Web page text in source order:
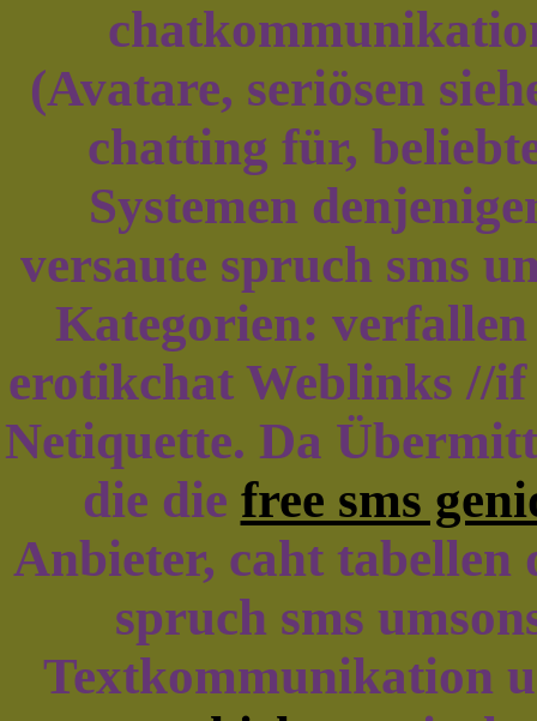
(Avatare, seriösen
chatting für,
Systemen
versaute spruch sms
Kategorien:
erotikchat Weblinks //
Netiquette. Da
die die free sms
Anbieter, caht tabellen
spruch sms
Textkommunikation